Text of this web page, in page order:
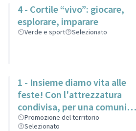
4 - Cortile “vivo”: giocare,
esplorare, imparare
Verde e sport Selezionato
1 - Insieme diamo vita alle
feste! Con l'attrezzatura
condivisa, per una comunità
più unita
Promozione del territorio
Selezionato